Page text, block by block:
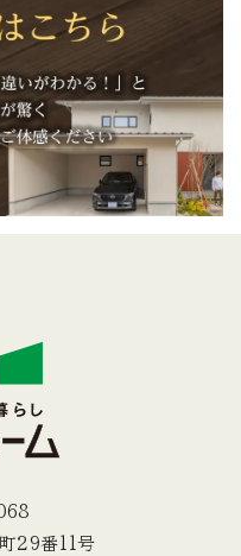
29番11号